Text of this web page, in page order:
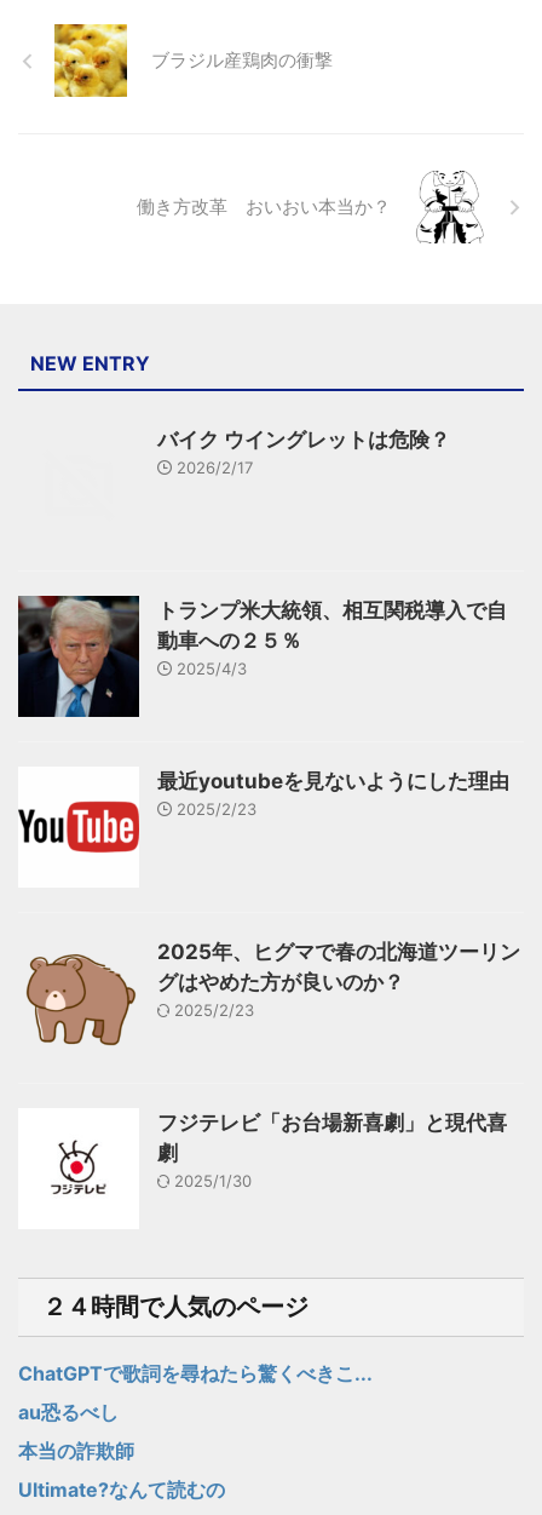
ブラジル産鶏肉の衝撃
働き方改革 おいおい本当か？
NEW ENTRY
バイク ウイングレットは危険？
2026/2/17
トランプ米大統領、相互関税導入で自
動車への２５％
2025/4/3
最近youtubeを見ないようにした理由
2025/2/23
2025年、ヒグマで春の北海道ツーリン
グはやめた方が良いのか？
2025/2/23
フジテレビ「お台場新喜劇」と現代喜
劇
2025/1/30
２４時間で人気のページ
ChatGPTで歌詞を尋ねたら驚くべきこ...
au恐るべし
本当の詐欺師
Ultimate?なんて読むの